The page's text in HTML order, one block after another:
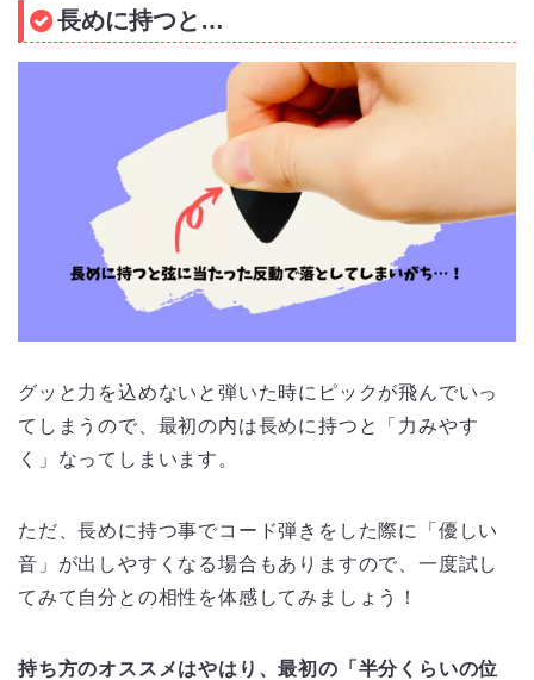
長めに持つと…
グッと力を込めないと弾いた時にピックが飛んでいっ
てしまうので、最初の内は長めに持つと「力みやす
く」なってしまいます。
ただ、長めに持つ事でコード弾きをした際に「優しい
音」が出しやすくなる場合もありますので、一度試し
てみて自分との相性を体感してみましょう！
持ち方のオススメはやはり、最初の「半分くらいの位